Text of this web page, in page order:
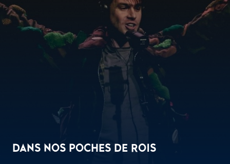
DANS NOS POCHES DE ROIS